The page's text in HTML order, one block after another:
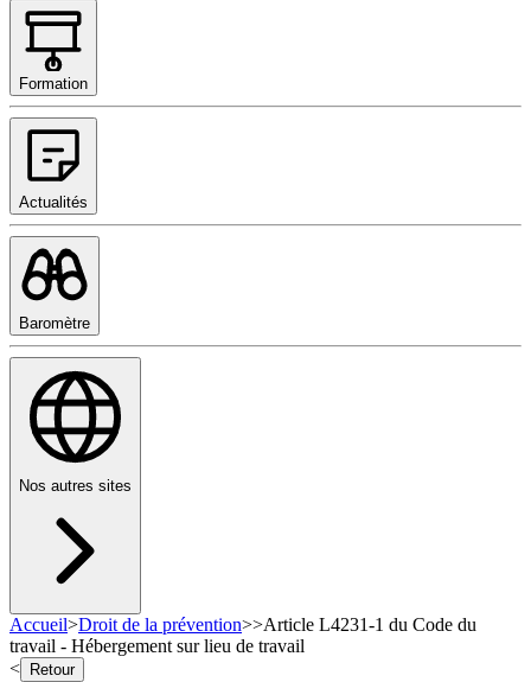
Formation
Actualités
Baromètre
Nos autres sites
Accueil>Droit de la prévention>>Article L4231-1 du Code du
travail - Hébergement sur lieu de travail
<
Retour